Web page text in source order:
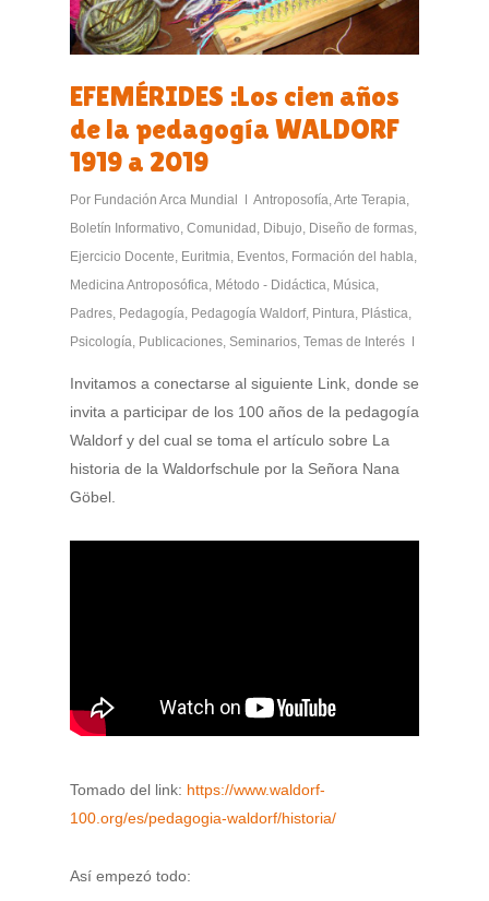
EFEMÉRIDES :Los cien años
de la pedagogía WALDORF
1919 a 2019
Por Fundación Arca Mundial Antroposofía,Arte Terapia,
Boletín Informativo, Comunidad , Dibujo, Diseño de formas,
Ejercicio Docente, Euritmia, Eventos, Formación del habla,
Medicina Antroposófica, Método - Didáctica, Música,
Padres, Pedagogía, Pedagogía Waldorf, Pintura, Plástica,
Psicología, Publicaciones, Seminarios, Temas de Interés
Invitamos a conectarse al siguiente Link, donde se
invita a participar de los 100 años de la pedagogía
Waldorf y del cual se toma el artículo sobre La
historia de la Waldorfschule por la Señora Nana
Göbel.
Tomado del link: https://www.waldorf-
100.org/es/pedagogia-waldorf/historia/
Así empezó todo: